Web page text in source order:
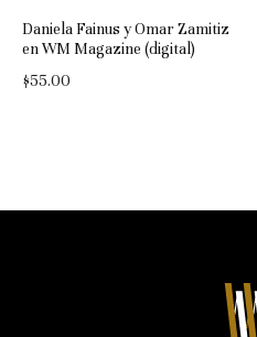
Daniela Fainus y Omar Zamitiz
en WM Magazine (digital)
$55.00